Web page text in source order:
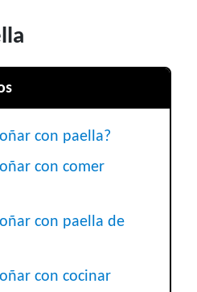
con paella?
con comer
con paella de
con cocinar